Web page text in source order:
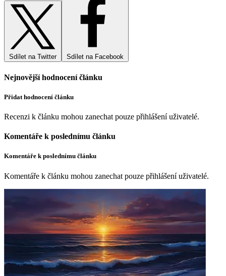
Sdílet na Twitter Sdílet na Facebook
Nejnovější hodnocení článku
Přidat hodnocení článku
Recenzi k článku mohou zanechat pouze přihlášení uživatelé.
Komentáře k poslednímu článku
Komentáře k poslednímu článku
Komentáře k článku mohou zanechat pouze přihlášení uživatelé.